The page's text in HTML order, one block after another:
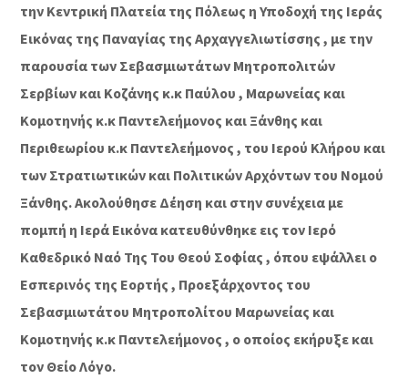
την Κεντρική Πλατεία της Πόλεως η Υποδοχή της Ιεράς
Εικόνας της Παναγίας της Αρχαγγελιωτίσσης , με την
παρουσία των Σεβασμιωτάτων Μητροπολιτών
Σερβίων και Κοζάνης κ.κ Παύλου , Μαρωνείας και
Κομοτηνής κ.κ Παντελεήμονος και Ξάνθης και
Περιθεωρίου κ.κ Παντελεήμονος , του Ιερού Κλήρου και
των Στρατιωτικών και Πολιτικών Αρχόντων του Νομού
Ξάνθης. Ακολούθησε Δέηση και στην συνέχεια με
πομπή η Ιερά Εικόνα κατευθύνθηκε εις τον Ιερό
Καθεδρικό Ναό Της Του Θεού Σοφίας , όπου εψάλλει ο
Εσπερινός της Εορτής , Προεξάρχοντος του
Σεβασμιωτάτου Μητροπολίτου Μαρωνείας και
Κομοτηνής κ.κ Παντελεήμονος , ο οποίος εκήρυξε και
τον Θείο Λόγο.